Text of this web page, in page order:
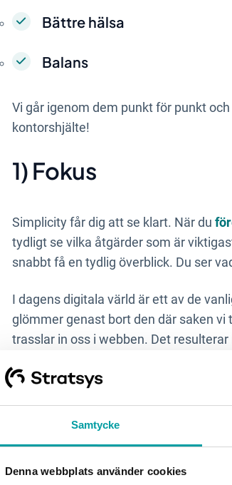
Samtycke
Denna webbplats använder cookies
Bättre hälsa
Balans
Vi går igenom dem punkt för punkt
kontorshjälte!
1) Fokus
Simplicity får dig att se klart. När du
tydligt se vilka åtgärder som är
snabbt få en tydlig överblick. Du ser
I dagens digitala värld är ett av de
glömmer genast bort den där saken vi
trasslar in oss i webben. Det
2) Hälsa
av stress kantill exempelleda till högt